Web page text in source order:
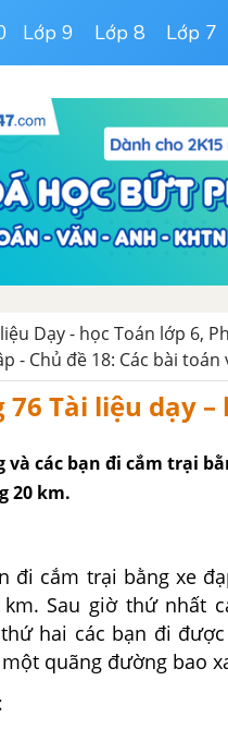
Lớp 9 Lớp 8 Lớp 7
Dạy - học Toán lớp 6,
- Chủ đề 18: Các bài toán
76 Tài liệu dạy
và các bạn đi cắm trại
20 km.
đi cắm trại bằng xe
Sau giờ thứ nhất
hai các bạn đi
quãng đường bao